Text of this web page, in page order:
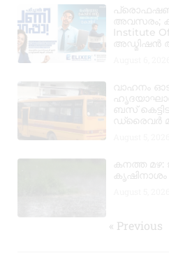
അവസരം;
Institute
അഡ്മിഷൻ
വാഹനം
ബസ്
ഡ്രൈവർ
കനത്ത മഴ:
കൃഷിനാശം
« Previous